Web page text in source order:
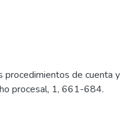
procedimientos de cuenta y
procesal, 1, 661-684.